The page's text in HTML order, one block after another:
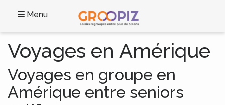
Menu
Voyages en Amérique
Voyages en groupe en
Amérique entre seniors